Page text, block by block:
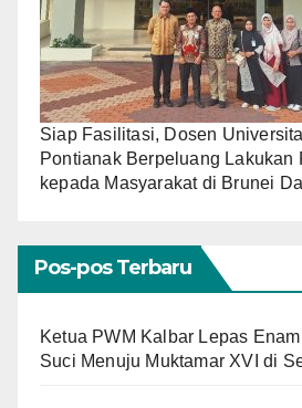
Siap Fasilitasi, Dosen
Pontianak Berpeluang Lakukan
kepada Masyarakat di Brunei
Pos-pos Terbaru
Ketua PWM Kalbar Lepas
Suci Menuju Muktamar XVI di